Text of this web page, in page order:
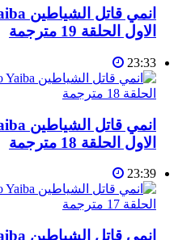
الاول الحلقة 19 مترجمة
23:33
الاول الحلقة 18 مترجمة
23:39